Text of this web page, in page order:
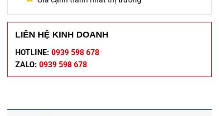
LIÊN HỆ KINH DOANH
HOTLINE: 0939 598 678
ZALO: 0939 598 678